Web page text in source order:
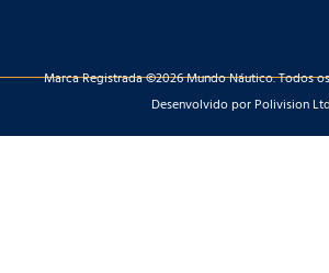
Marca Registrada ©2026 Mundo Náutico. Todos
Desenvolvido por Polivision